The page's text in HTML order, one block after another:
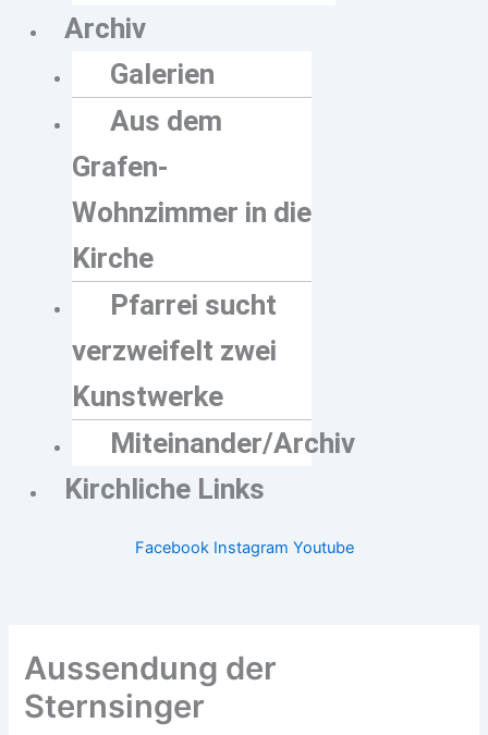
Archiv
Galerien
Aus dem
Grafen-
Wohnzimmer in die
Kirche
Pfarrei sucht
verzweifelt zwei
Kunstwerke
Miteinander/Archiv
Kirchliche Links
Facebook Instagram Youtube
Aussendung der
Sternsinger